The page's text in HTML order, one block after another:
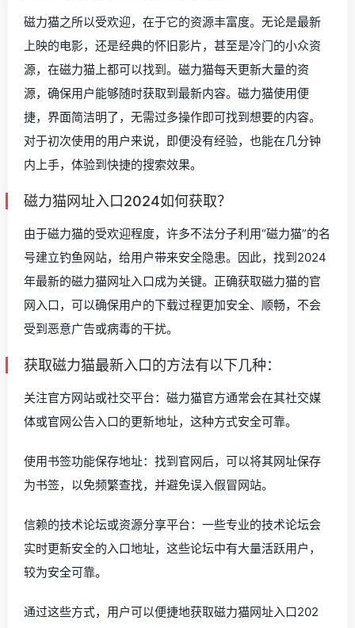
磁力猫之所以受欢迎，在于它的资源丰富度。无论是最新
上映的电影，还是经典的怀旧影片，甚至是冷门的小众资
源，在磁力猫上都可以找到。磁力猫每天更新大量的资
源，确保用户能够随时获取到最新内容。磁力猫使用便
捷，界面简洁明了，无需过多操作即可找到想要的内容。
对于初次使用的用户来说，即便没有经验，也能在几分钟
内上手，体验到快捷的搜索效果。
磁力猫网址入口2024如何获取？
由于磁力猫的受欢迎程度，许多不法分子利用“磁力猫”的名
号建立钓鱼网站，给用户带来安全隐患。因此，找到2024
年最新的磁力猫网址入口成为关键。正确获取磁力猫的官
网入口，可以确保用户的下载过程更加安全、顺畅，不会
受到恶意广告或病毒的干扰。
获取磁力猫最新入口的方法有以下几种：
关注官方网站或社交平台：磁力猫官方通常会在其社交媒
体或官网公告入口的更新地址，这种方式安全可靠。
使用书签功能保存地址：找到官网后，可以将其网址保存
为书签，以免频繁查找，并避免误入假冒网站。
信赖的技术论坛或资源分享平台：一些专业的技术论坛会
实时更新安全的入口地址，这些论坛中有大量活跃用户，
较为安全可靠。
通过这些方式，用户可以便捷地获取磁力猫网址入口202